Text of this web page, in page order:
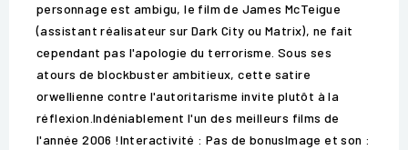
personnage est ambigu, le film de James McTeigue
(assistant réalisateur sur Dark City ou Matrix), ne fait
cependant pas l'apologie du terrorisme. Sous ses
atours de blockbuster ambitieux, cette satire
orwellienne contre l'autoritarisme invite plutôt à la
réflexion.Indéniablement l'un des meilleurs films de
l'année 2006 !Interactivité : Pas de bonusImage et son :